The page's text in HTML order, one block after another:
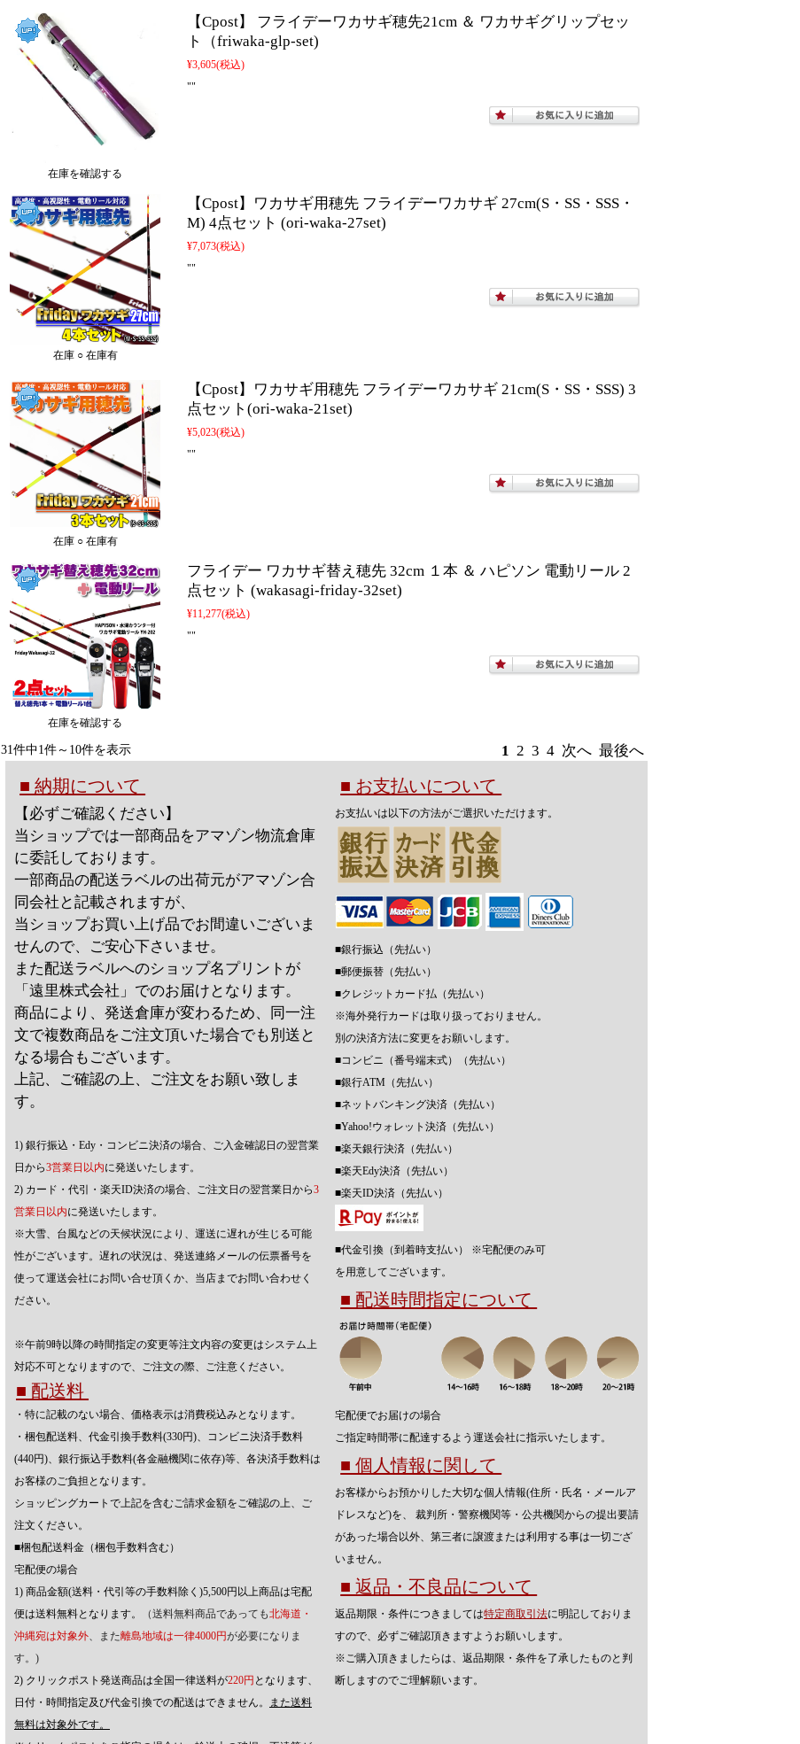
在庫を確認する
【Cpost】 フライデーワカサギ穂先21cm ＆ ワカサギグリップセッ
ト（friwaka-glp-set)
¥3,605(税込)
""
在庫 ○ 在庫有
【Cpost】ワカサギ用穂先 フライデーワカサギ 27cm(S・SS・SSS・
M) 4点セット (ori-waka-27set)
¥7,073(税込)
""
在庫 ○ 在庫有
【Cpost】ワカサギ用穂先 フライデーワカサギ 21cm(S・SS・SSS) 3
点セット(ori-waka-21set)
¥5,023(税込)
""
在庫を確認する
フライデー ワカサギ替え穂先 32cm １本 ＆ ハピソン 電動リール 2
点セット (wakasagi-friday-32set)
¥11,277(税込)
""
31件中1件～10件を表示 1 2 3 4 次へ 最後へ
■ 納期について
【必ずご確認ください】
当ショップでは一部商品をアマゾン物流倉庫
に委託しております。
一部商品の配送ラベルの出荷元がアマゾン合
同会社と記載されますが、
当ショップお買い上げ品でお間違いございま
せんので、ご安心下さいませ。
また配送ラベルへのショップ名プリントが
「遠里株式会社」でのお届けとなります。
商品により、発送倉庫が変わるため、同一注
文で複数商品をご注文頂いた場合でも別送と
なる場合もございます。
上記、ご確認の上、ご注文をお願い致しま
す。
1) 銀行振込・Edy・コンビニ決済の場合、ご入金確認日の翌営業
日から3営業日以内に発送いたします。
2) カード・代引・楽天ID決済の場合、ご注文日の翌営業日から3
営業日以内に発送いたします。
※大雪、台風などの天候状況により、運送に遅れが生じる可能
性がございます。遅れの状況は、発送連絡メールの伝票番号を
使って運送会社にお問い合せ頂くか、当店までお問い合わせく
ださい。
※午前9時以降の時間指定の変更等注文内容の変更はシステム上
対応不可となりますので、ご注文の際、ご注意ください。
■ 配送料
・特に記載のない場合、価格表示は消費税込みとなります。
・梱包配送料、代金引換手数料(330円)、コンビニ決済手数料
(440円)、銀行振込手数料(各金融機関に依存)等、各決済手数料は
お客様のご負担となります。
ショッピングカートで上記を含むご請求金額をご確認の上、ご
注文ください。
■梱包配送料金（梱包手数料含む）
宅配便の場合
1) 商品金額(送料・代引等の手数料除く)5,500円以上商品は宅配
便は送料無料となります。
（送料無料商品であっても北海道・
沖縄宛は対象外、また離島地域は一律4000円が必要になりま
す。)
2) クリックポスト発送商品は全国一律送料が220円 となります、
日付・時間指定及び代金引換での配送はできません。
また送料
無料は対象外です。
■ お支払いについて
お支払いは以下の方法がご選択いただけます。
■銀行振込（先払い）
■郵便振替（先払い）
■クレジットカード払（先払い）
※海外発行カードは取り扱っておりません。
別の決済方法に変更をお願いします。
■コンビニ（番号端末式）（先払い）
■銀行ATM（先払い）
■ネットバンキング決済（先払い）
■Yahoo!ウォレット決済（先払い）
■楽天銀行決済（先払い）
■楽天Edy決済（先払い）
■楽天ID決済（先払い）
■代金引換（到着時支払い） ※宅配便のみ可
を用意してございます。
■ 配送時間指定について
宅配便でお届けの場合
ご指定時間帯に配達するよう運送会社に指示いたします。
■ 個人情報に関して
お客様からお預かりした大切な個人情報(住所・氏名・メールア
ドレスなど)を、 裁判所・警察機関等・公共機関からの提出要請
があった場合以外、第三者に譲渡または利用する事は一切ござ
いません。
■ 返品・不良品について
返品期限・条件につきましては特定商取引法に明記しておりま
すので、必ずご確認頂きますようお願いします。
※ご購入頂きましたらは、返品期限・条件を了承したものと判
断しますのでご理解願います。